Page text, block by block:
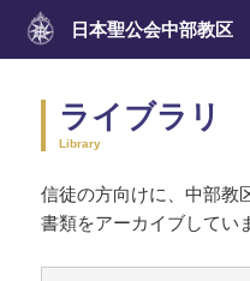
日本聖公会中部教区
ライブラリ
Library
信徒の方向けに、中部教
書類をアーカイブしてい